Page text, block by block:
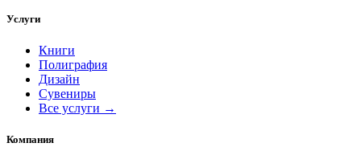
Услуги
Книги
Полиграфия
Дизайн
Сувениры
Все услуги →
Компания